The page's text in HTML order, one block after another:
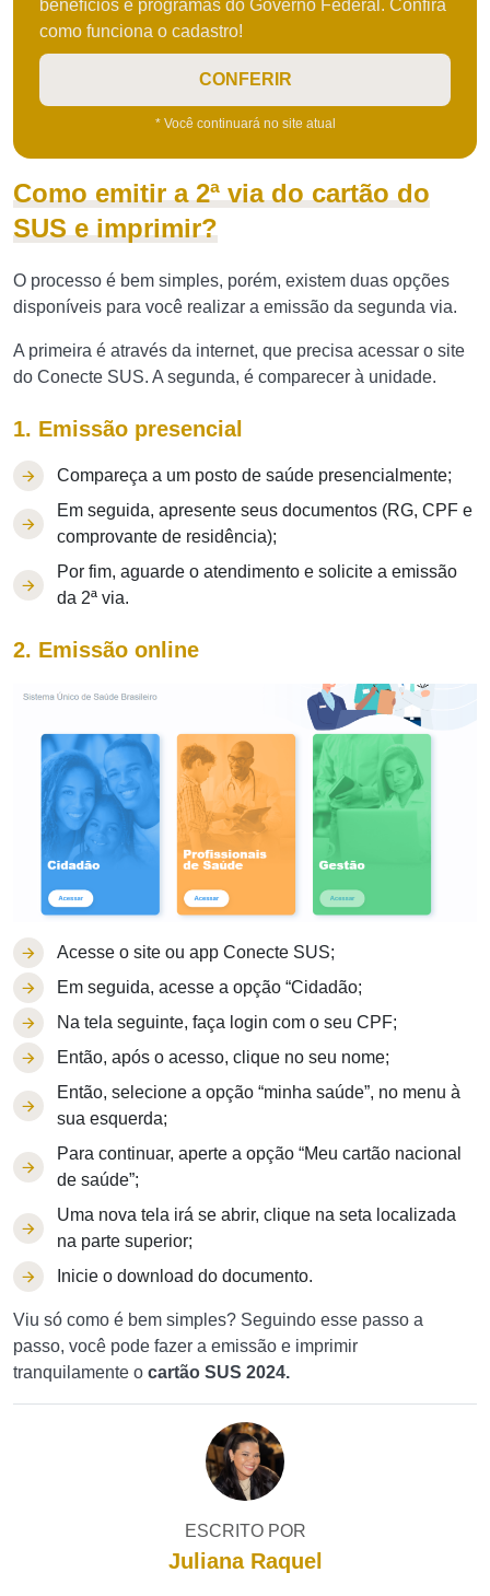
benefícios e programas do Governo Federal. Confira
como funciona o cadastro!
CONFERIR
* Você continuará no site atual
Como emitir a 2ª via do cartão do
SUS e imprimir?
O processo é bem simples, porém, existem duas opções
disponíveis para você realizar a emissão da segunda via.
A primeira é através da internet, que precisa acessar o site
do Conecte SUS. A segunda, é comparecer à unidade.
1. Emissão presencial
Compareça a um posto de saúde presencialmente;
Em seguida, apresente seus documentos (RG, CPF e
comprovante de residência);
Por fim, aguarde o atendimento e solicite a emissão
da 2ª via.
2. Emissão online
Acesse o site ou app Conecte SUS;
Em seguida, acesse a opção “Cidadão;
Na tela seguinte, faça login com o seu CPF;
Então, após o acesso, clique no seu nome;
Então, selecione a opção “minha saúde”, no menu à
sua esquerda;
Para continuar, aperte a opção “Meu cartão nacional
de saúde”;
Uma nova tela irá se abrir, clique na seta localizada
na parte superior;
Inicie o download do documento.
Viu só como é bem simples? Seguindo esse passo a
passo, você pode fazer a emissão e imprimir
tranquilamente o cartão SUS 2024.
ESCRITO POR
Juliana Raquel